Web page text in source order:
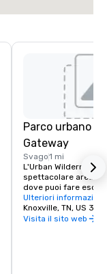
Parco urbano
Gateway
Svago1 mi
L'Urban Wilderness
spettacolare area
dove puoi fare
bicicletta,
semplicemente
tutto nel cuore della
Ulteriori informazioni
Knoxville, TN, US
Visita il sito web